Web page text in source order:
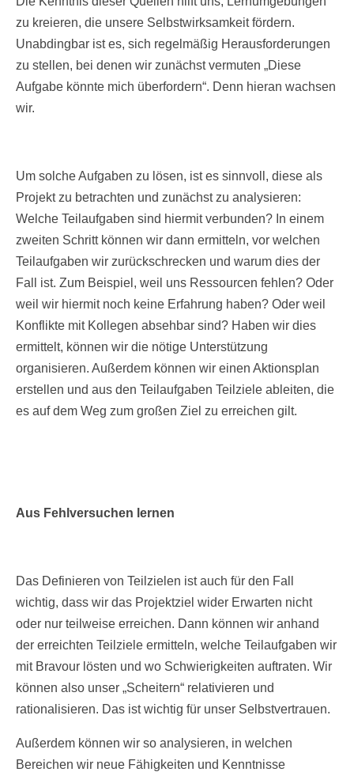
zu kreieren, die unsere Selbstwirksamkeit fördern.
Unabdingbar ist es, sich regelmäßig Herausforderungen
zu stellen, bei denen wir zunächst vermuten „Diese
Aufgabe könnte mich überfordern“. Denn hieran wachsen
wir.
Um solche Aufgaben zu lösen, ist es sinnvoll, diese als
Projekt zu betrachten und zunächst zu analysieren:
Welche Teilaufgaben sind hiermit verbunden? In einem
zweiten Schritt können wir dann ermitteln, vor welchen
Teilaufgaben wir zurückschrecken und warum dies der
Fall ist. Zum Beispiel, weil uns Ressourcen fehlen? Oder
weil wir hiermit noch keine Erfahrung haben? Oder weil
Konflikte mit Kollegen absehbar sind? Haben wir dies
ermittelt, können wir die nötige Unterstützung
organisieren. Außerdem können wir einen Aktionsplan
erstellen und aus den Teilaufgaben Teilziele ableiten, die
es auf dem Weg zum großen Ziel zu erreichen gilt.
Aus Fehlversuchen lernen
Das Definieren von Teilzielen ist auch für den Fall
wichtig, dass wir das Projektziel wider Erwarten nicht
oder nur teilweise erreichen. Dann können wir anhand
der erreichten Teilziele ermitteln, welche Teilaufgaben wir
mit Bravour lösten und wo Schwierigkeiten auftraten. Wir
können also unser „Scheitern“ relativieren und
rationalisieren. Das ist wichtig für unser Selbstvertrauen.
Außerdem können wir so analysieren, in welchen
Bereichen wir neue Fähigkeiten und Kenntnisse